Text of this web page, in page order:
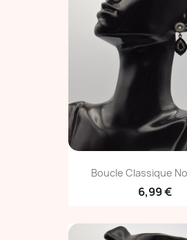
Boucle Classique
6,99 €